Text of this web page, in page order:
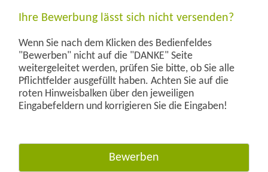
Ihre Bewerbung lässt sich nicht versenden?
Wenn Sie nach dem Klicken des Bedienfeldes
"Bewerben" nicht auf die "DANKE" Seite
weitergeleitet werden, prüfen Sie bitte, ob Sie alle
Pflichtfelder ausgefüllt haben. Achten Sie auf die
roten Hinweisbalken über den jeweiligen
Eingabefeldern und korrigieren Sie die Eingaben!